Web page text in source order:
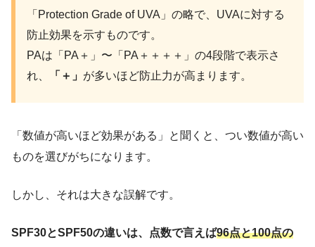
「Protection Grade of UVA」の略で、UVAに対する
防止効果を示すものです。
PAは「PA＋」〜「PA＋＋＋＋」の4段階で表示さ
れ、
「＋」 が多いほど防止力が高まります。
「数値が高いほど効果がある」と聞くと、つい数値が高い
ものを選びがちになります。
しかし、それは大きな誤解です。
SPF30とSPF50の違いは、点数で言えば96点と100点の